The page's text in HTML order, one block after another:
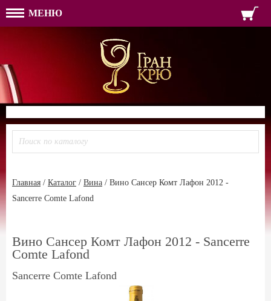
МЕНЮ
ПАРОЛЬ
ФОРМА ОБРАТНОЙ
ТЕЛЕФОН:
ИМЯ
ПАРОЛЬ
Главная / Каталог / Вина / Вино Cансер Комт Лафон 2012 -
Sancerre Comte Lafond
Вино Cансер Комт Лафон 2012 - Sancerre
Comte Lafond
Sancerre Comte Lafond